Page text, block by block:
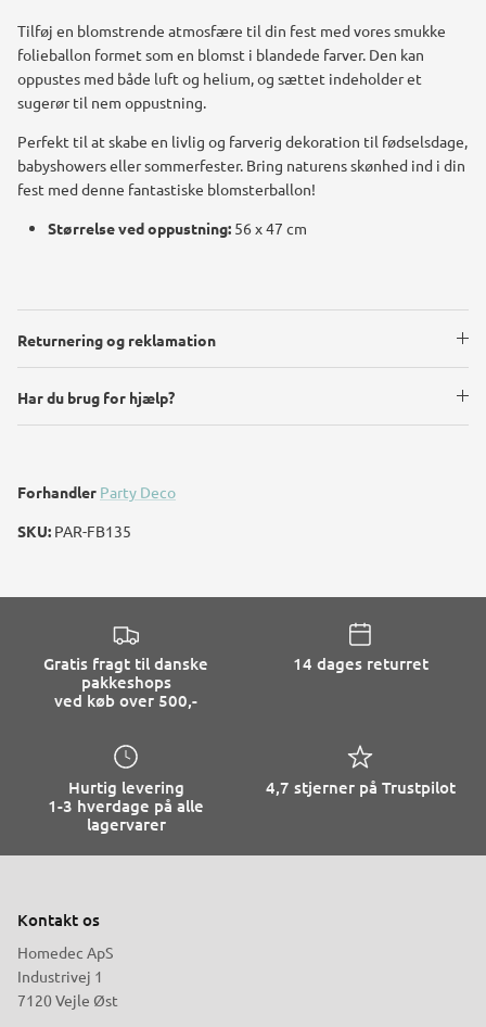
Tilføj en blomstrende atmosfære til din fest med vores smukke
folieballon formet som en blomst i blandede farver. Den kan
oppustes med både luft og helium, og sættet indeholder et
sugerør til nem oppustning.
Perfekt til at skabe en livlig og farverig dekoration til fødselsdage,
babyshowers eller sommerfester. Bring naturens skønhed ind i din
fest med denne fantastiske blomsterballon!
Størrelse ved oppustning: 56 x 47 cm
Returnering og reklamation
Har du brug for hjælp?
Forhandler Party Deco
SKU: PAR-FB135
Gratis fragt til danske
pakkeshops
ved køb over 500,-
14 dages returret
Hurtig levering
1-3 hverdage på alle
lagervarer
4,7 stjerner på Trustpilot
Kontakt os
Homedec ApS
Industrivej 1
7120 Vejle Øst